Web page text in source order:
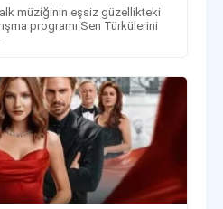
müziğinin eşsiz güzellikteki
programı Sen Türkülerini